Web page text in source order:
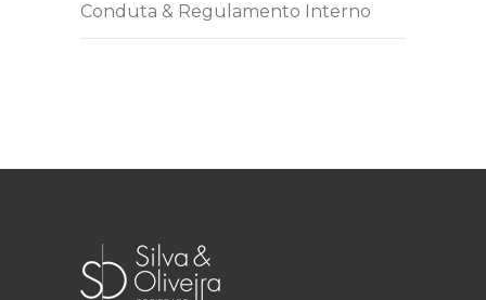
Conduta & Regulamento Interno